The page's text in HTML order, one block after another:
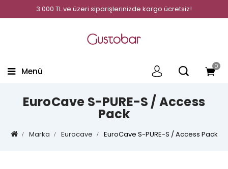
3.000 TL ve üzeri siparişlerinizde kargo ücretsiz!
0
Menü
EuroCave S-PURE-S / Access
Pack
Marka Eurocave EuroCave S-PURE-S / Access Pack